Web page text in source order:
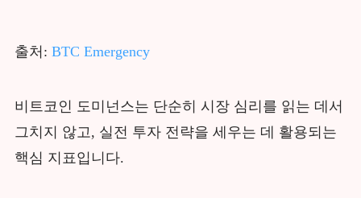
출처: BTC Emergency
비트코인 도미넌스는 단순히 시장 심리를 읽는 데서
그치지 않고, 실전 투자 전략을 세우는 데 활용되는
핵심 지표입니다.